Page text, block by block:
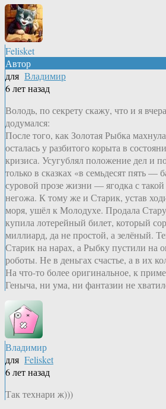
Felisket
Автор
для Владимир
6 лет назад
Володь, по секрету скажу, что и я
додумался:
После того, как Золотая Рыбка
осталась у разбитого корыта в
кризиса. Усугублял положение дел и
только в сказках «в семьдесят пять —
суровой прозе жизни — ягодка с
негожа. К тому же и Старик, устав
моря, ушёл к Молодухе. Продала
купила лотерейный билет, который
миллиард, да не простой, а зелёный.
Старик на нарах, а Рыбку пустили на
роботы. Не в деньгах счастье, а в их
На что-то более оригинальное, к
Геныча, ни ума, ни фантазии не
Владимир
для Felisket
6 лет назад
Так технари ж)))